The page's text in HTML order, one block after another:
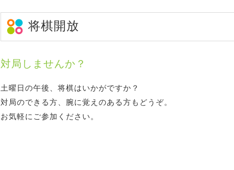
将棋開放
対局しませんか？
土曜日の午後、将棋はいかがですか？
対局のできる方、腕に覚えのある方もどうぞ。
お気軽にご参加ください。